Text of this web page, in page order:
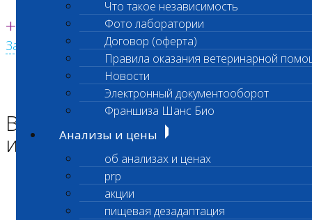
Единая круглосуточная справочная
+7 495 260 0 260
Заказать звонок с сайта
Что такое независимость
Фото лаборатории
Договор (оферта)
Правила оказания ветеринарной
Новости
Электронный документооборот
Франшиза Шанс Био
Анализы и цены
об анализах и ценах
prp
акции
пищевая дезадаптация
Главная страница
Возобновление проведения исследований
Возобновление проведения
исследований
Уважаемые клиенты!